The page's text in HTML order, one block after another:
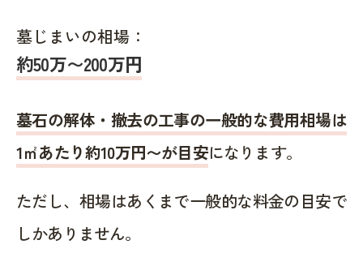
墓じまいの相場：
約50万〜200万円
墓石の解体・撤去の工事の一般的な費用相場は
1㎡あたり約10万円〜が目安になります。
ただし、相場はあくまで一般的な料金の目安で
しかありません。